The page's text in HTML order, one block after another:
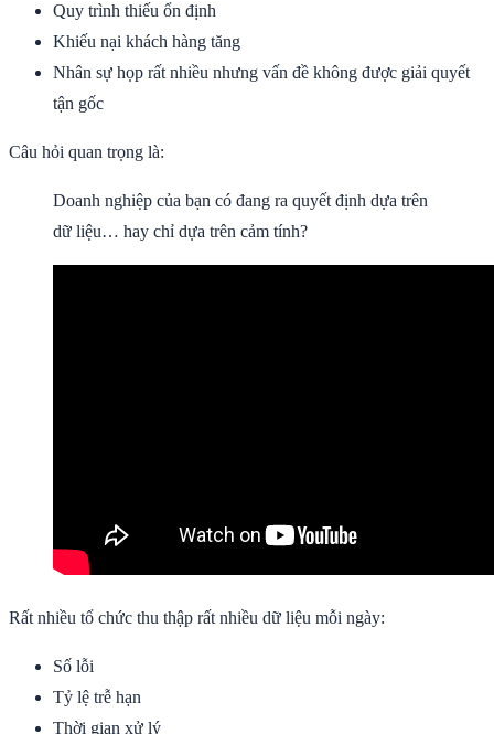
Quy trình thiếu ổn định
Khiếu nại khách hàng tăng
Nhân sự họp rất nhiều nhưng vấn đề không được giải quyết
tận gốc
Câu hỏi quan trọng là:
Doanh nghiệp của bạn có đang ra quyết định dựa trên
dữ liệu… hay chỉ dựa trên cảm tính?
Rất nhiều tổ chức thu thập rất nhiều dữ liệu mỗi ngày:
Số lỗi
Tỷ lệ trễ hạn
Thời gian xử lý